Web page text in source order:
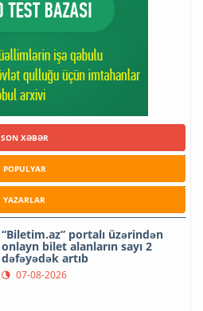
SON XƏBƏR
POPULYAR
YAZARLAR
“Biletim.az” portalı üzərindən
onlayn bilet alanların sayı 2
dəfəyədək artıb
07-08-2026